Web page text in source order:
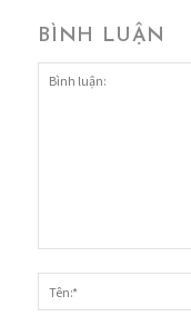
BÌNH LUẬN
luận: